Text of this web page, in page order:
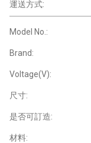
運送方式:
Model No.:
Brand:
Voltage(V):
尺寸:
是否可訂造:
材料: